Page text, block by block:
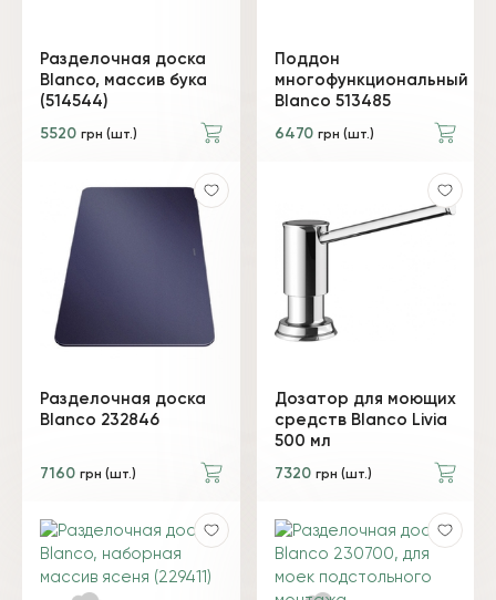
Разделочная доска
Blanco, массив бука
(514544)
5520 грн (шт.)
Поддон
многофункциональный
Blanco 513485
6470 грн (шт.)
Разделочная доска
Blanco 232846
7160 грн (шт.)
Дозатор для моющих
средств Blanco Livia
500 мл
7320 грн (шт.)